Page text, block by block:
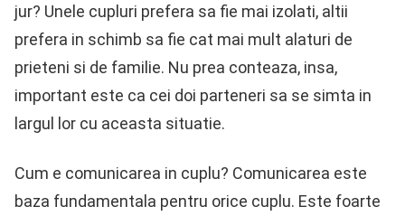
jur? Unele cupluri prefera sa fie mai izolati, altii
prefera in schimb sa fie cat mai mult alaturi de
prieteni si de familie. Nu prea conteaza, insa,
important este ca cei doi parteneri sa se simta in
largul lor cu aceasta situatie.
Cum e comunicarea in cuplu? Comunicarea este
baza fundamentala pentru orice cuplu. Este foarte